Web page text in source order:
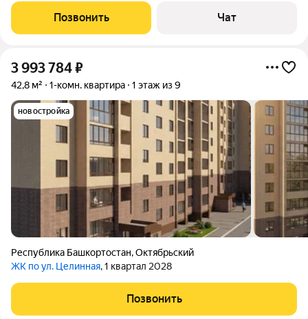
удобное для Вас время. Квартира без долгов и обременений.
Сопровождение сделки в
Позвонить Чат
3 993 784₽
42,8 м² 1-комн. квартира 1 этаж из 9
новостройка
Республика Башкортостан,Октябрьский
ЖК по ул. Целинная, 1 квартал 2028
Позвонить